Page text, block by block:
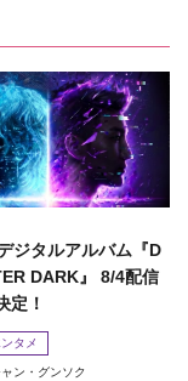
ジタルアルバム『D
DARK』 8/4配信
定！
タメ
ン・グンソク